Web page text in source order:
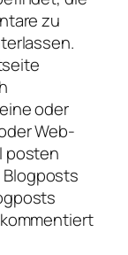
zu
oder
Web-
posten